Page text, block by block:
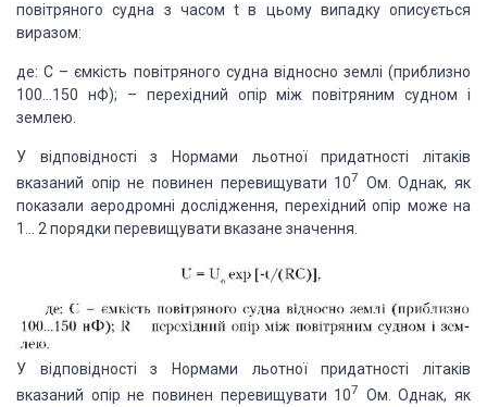
повітряного судна з часом t в цьому випадку описується
виразом:
де: С – ємкість повітряного судна відносно землі (приблизно
100…150 нФ); – перехідний опір між повітряним судном і
землею.
У відповідності з Нормами льотної придатності літаків
вказаний опір не повинен перевищувати 107 Ом. Однак, як
показали аеродромні дослідження, перехідний опір може на
1… 2 порядки перевищувати вказане значення.
У відповідності з Нормами льотної придатності літаків
вказаний опір не повинен перевищувати 107 Ом. Однак, як